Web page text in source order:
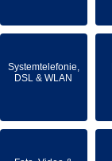
Systemtelefonie,
DSL & WLAN